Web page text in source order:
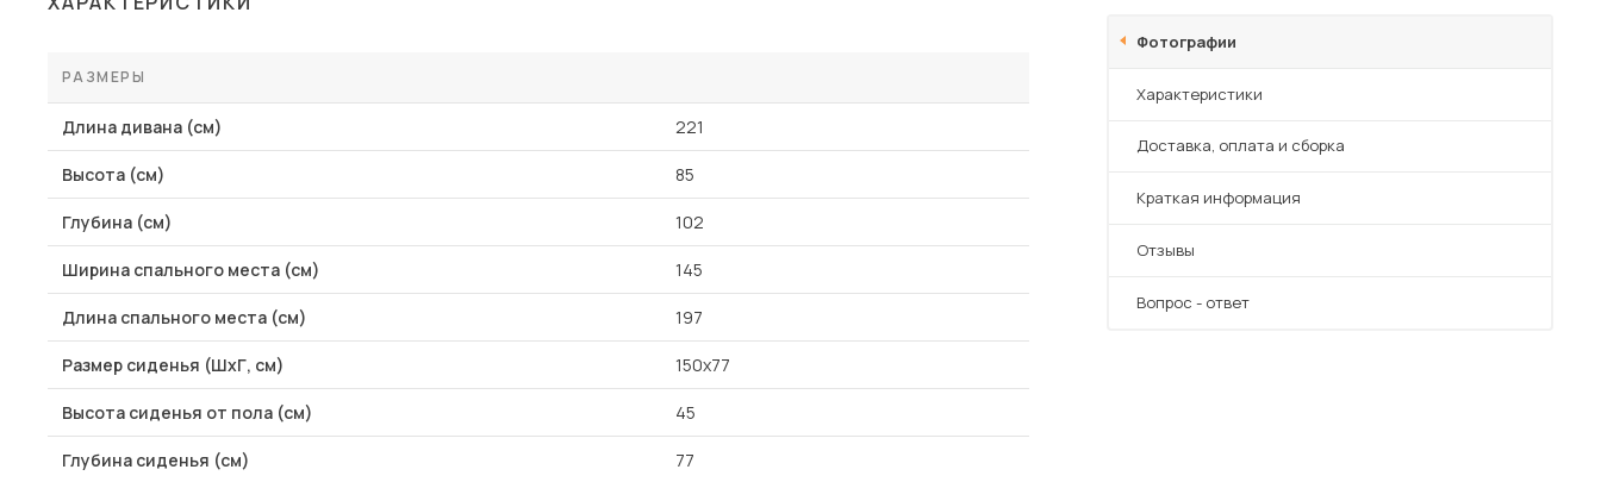
Шкафы и стеллажи
Комоды и тумбы
Вешалки и обувницы
Гарнитуры
Посмотреть все кухни и столовые группы
Все товары распродажи
Фотографии
Характеристики
Преимущества
Доставка, оплата и сборка
Краткая информация
Отзывы
Вопрос - ответ
РАЗМЕРЫ
Длина дивана (см) 221
Высота (см) 85
Глубина (см) 102
Ширина спального места (см) 145
Длина спального места (см) 197
Размер сиденья (ШхГ, см) 150х77
Высота сиденья от пола (см) 45
Глубина сиденья (см) 77